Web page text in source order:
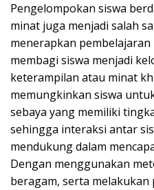
Pengelompokan siswa
minat juga menjadi salah
menerapkan
membagi siswa menjadi
keterampilan atau minat
memungkinkan siswa
sebaya yang memiliki
sehingga interaksi antar
mendukung dalam
Dengan menggunakan
beragam, serta melakukan